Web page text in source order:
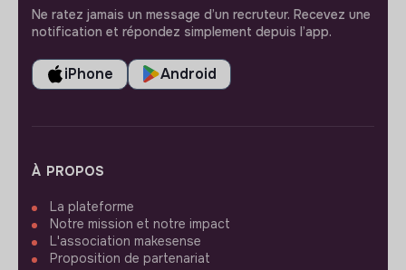
Ne ratez jamais un message d’un recruteur. Recevez une
notification et répondez simplement depuis l’app.
iPhone Android
À PROPOS
La plateforme
Notre mission et notre impact
L'association makesense
Proposition de partenariat